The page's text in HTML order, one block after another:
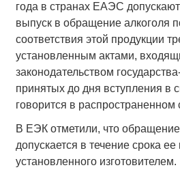
года в странах ЕАЭС
выпуск в обращение алкоголя
соответствия этой продукции
установленным актами,
законодательством
принятых до дня вступления в
говорится в
В ЕЭК отметили, что обращение
допускается в течение срока ее
установленного изготовителем.